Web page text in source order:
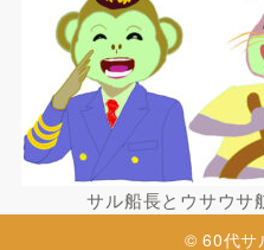
サル船長とウサウサ
© 60代サ